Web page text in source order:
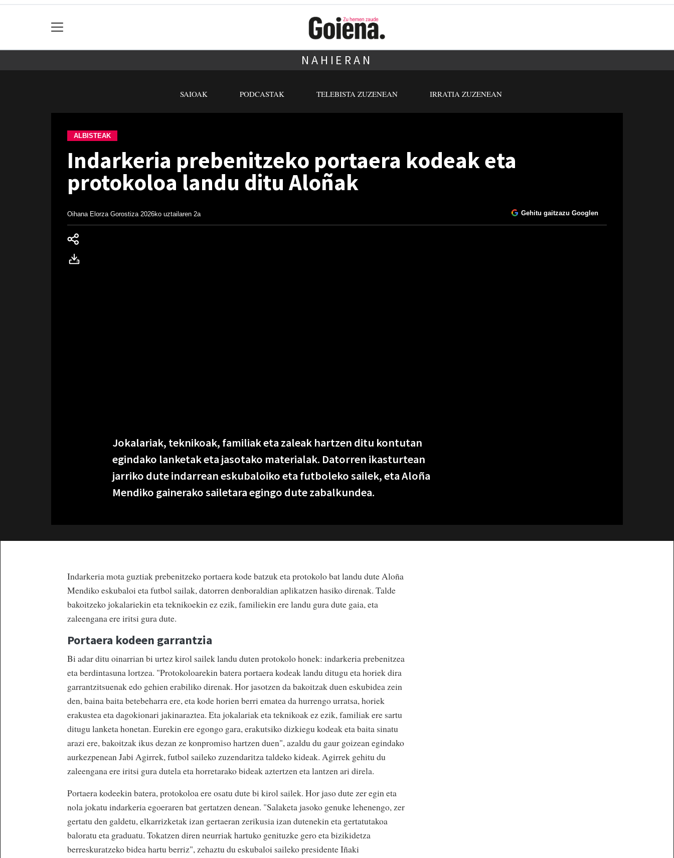
NAHIERAN
SAIOAK PODCASTAK TELEBISTA ZUZENEAN IRRATIA ZUZENEAN
ALBISTEAK
Indarkeria prebenitzeko portaera kodeak eta
protokoloa landu ditu Aloñak
Oihana Elorza Gorostiza 2026ko uztailaren 2a Gehitu gaitzazu Googlen
Jokalariak, teknikoak, familiak eta zaleak hartzen ditu kontutan
egindako lanketak eta jasotako materialak. Datorren ikasturtean
jarriko dute indarrean eskubaloiko eta futboleko sailek, eta Aloña
Mendiko gainerako sailetara egingo dute zabalkundea.
Indarkeria mota guztiak prebenitzeko portaera kode batzuk eta protokolo bat landu dute Aloña
Mendiko eskubaloi eta futbol sailak, datorren denboraldian aplikatzen hasiko direnak. Talde
bakoitzeko jokalariekin eta teknikoekin ez ezik, familiekin ere landu gura dute gaia, eta
zaleengana ere iritsi gura dute.
Portaera kodeen garrantzia
Bi adar ditu oinarrian bi urtez kirol sailek landu duten protokolo honek: indarkeria prebenitzea
eta berdintasuna lortzea. "Protokoloarekin batera portaera kodeak landu ditugu eta horiek dira
garrantzitsuenak edo gehien erabiliko direnak. Hor jasotzen da bakoitzak duen eskubidea zein
den, baina baita betebeharra ere, eta kode horien berri ematea da hurrengo urratsa, horiek
erakustea eta dagokionari jakinaraztea. Eta jokalariak eta teknikoak ez ezik, familiak ere sartu
ditugu lanketa honetan. Eurekin ere egongo gara, erakutsiko dizkiegu kodeak eta baita sinatu
arazi ere, bakoitzak ikus dezan ze konpromiso hartzen duen", azaldu du gaur goizean egindako
aurkezpenean Jabi Agirrek, futbol saileko zuzendaritza taldeko kideak. Agirrek gehitu du
zaleengana ere iritsi gura dutela eta horretarako bideak aztertzen eta lantzen ari direla.
Portaera kodeekin batera, protokoloa ere osatu dute bi kirol sailek. Hor jaso dute zer egin eta
nola jokatu indarkeria egoeraren bat gertatzen denean. "Salaketa jasoko genuke lehenengo, zer
gertatu den galdetu, elkarrizketak izan gertaeran zerikusia izan dutenekin eta gertatutakoa
baloratu eta graduatu. Tokatzen diren neurriak hartuko genituzke gero eta bizikidetza
berreskuratzeko bidea hartu berriz", zehaztu du eskubaloi saileko presidente Iñaki